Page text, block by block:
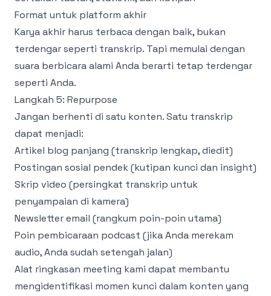
Format untuk platform akhir
Karya akhir harus terbaca dengan baik, bukan
terdengar seperti transkrip. Tapi memulai dengan
suara berbicara alami Anda berarti tetap terdengar
seperti Anda.
Langkah 5: Repurpose
Jangan berhenti di satu konten. Satu transkrip
dapat menjadi:
Artikel blog panjang (transkrip lengkap, diedit)
Postingan sosial pendek (kutipan kunci dan insight)
Skrip video (persingkat transkrip untuk
penyampaian di kamera)
Newsletter email (rangkum poin-poin utama)
Poin pembicaraan podcast (jika Anda merekam
audio, Anda sudah setengah jalan)
Alat ringkasan meeting kami dapat membantu
mengidentifikasi momen kunci dalam konten yang